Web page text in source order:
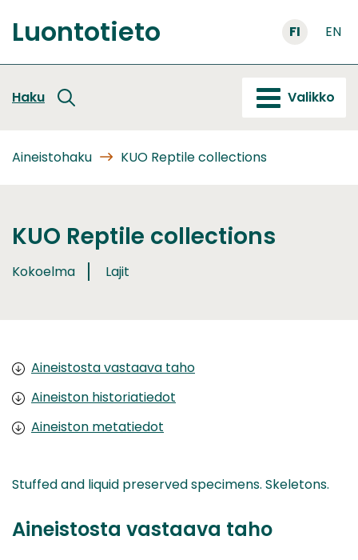
sisältöön
Etusivu
Luontotieto FI EN
Haku Valikko
Aineistohaku KUO Reptile collections
KUO Reptile collections
Kokoelma Lajit
Aineistosta vastaava taho
Aineiston historiatiedot
Aineiston metatiedot
Stuffed and liquid preserved specimens. Skeletons.
Aineistosta vastaava taho